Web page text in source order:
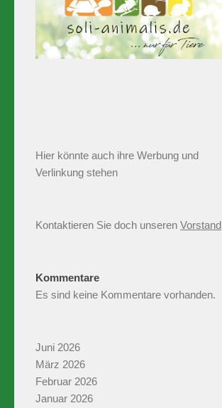
Hier könnte auch ihre Werbung und
Verlinkung stehen
Kontaktieren Sie doch unseren Vorstand
Kommentare
Es sind keine Kommentare vorhanden.
Juni 2026
März 2026
Februar 2026
Januar 2026